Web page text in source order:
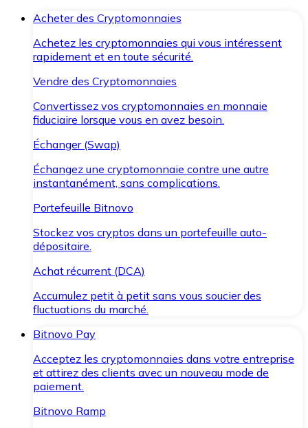
Acheter des Cryptomonnaies
Achetez les cryptomonnaies qui vous intéressent
rapidement et en toute sécurité.
Vendre des Cryptomonnaies
Convertissez vos cryptomonnaies en monnaie
fiduciaire lorsque vous en avez besoin.
Échanger (Swap)
Échangez une cryptomonnaie contre une autre
instantanément, sans complications.
Portefeuille Bitnovo
Stockez vos cryptos dans un portefeuille auto-
dépositaire.
Achat récurrent (DCA)
Accumulez petit à petit sans vous soucier des
fluctuations du marché.
Bitnovo Pay
Acceptez les cryptomonnaies dans votre entreprise
et attirez des clients avec un nouveau mode de
paiement.
Bitnovo Ramp